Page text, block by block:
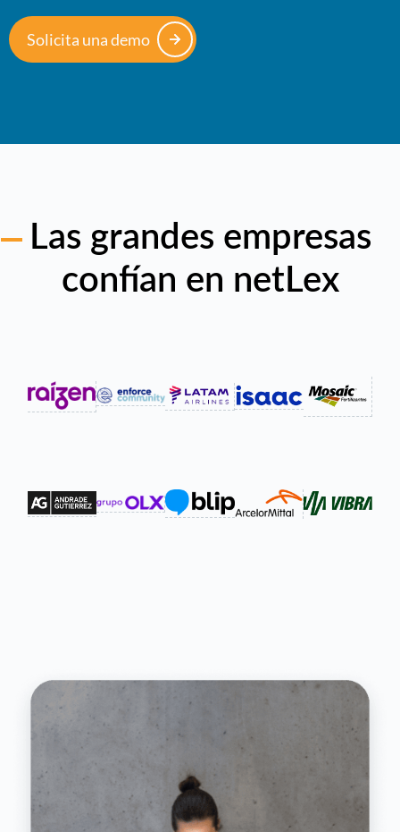
Solicita una demo
Las grandes empresas
confían en netLex